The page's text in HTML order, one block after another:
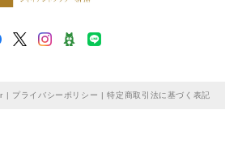
| プライバシーポリシー |特定商取引法に基づく表記